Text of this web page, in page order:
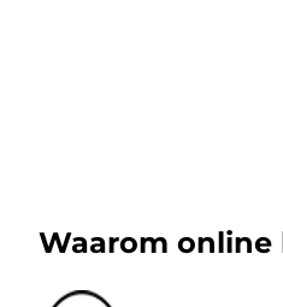
Waarom online